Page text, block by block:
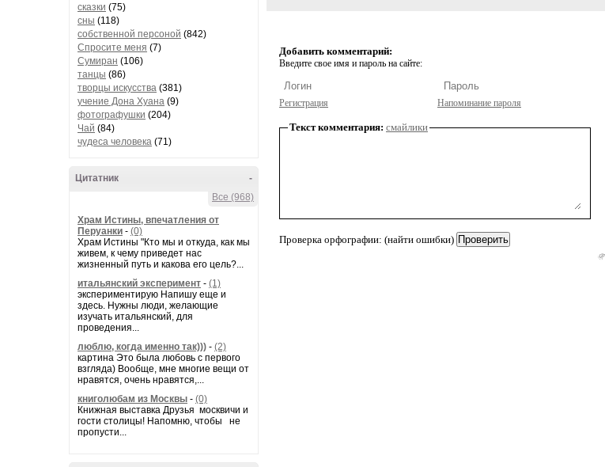
сказки (75)
сны (118)
собственной персоной (842)
Спросите меня (7)
Сумиран (106)
танцы (86)
творцы искусства (381)
учение Дона Хуана (9)
фотографушки (204)
Чай (84)
чудеса человека (71)
-
Цитатник
Все (968)
Храм Истины, впечатления от
Перуанки - (0)
Храм Истины "Кто мы и откуда, как мы
живем, к чему приведет нас
жизненный путь и какова его цель?...
итальянский эксперимент - (1)
экспериментирую Напишу еще и
здесь. Нужны люди, желающие
изучать итальянский, для
проведения...
люблю, когда именно так))) - (2)
картина Это была любовь с первого
взгляда) Вообще, мне многие вещи от
нравятся, очень нравятся,...
книголюбам из Москвы - (0)
Книжная выставка Друзья москвичи и
гости столицы! Напомню, чтобы не
пропусти...
Добавить комментарий:
Введите свое имя и пароль на сайте:
Регистрация Напоминание пароля
Текст комментария: смайлики
Проверка орфографии: (найти ошибки)